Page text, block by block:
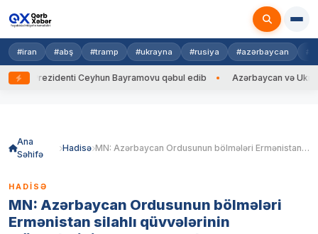
#iran #abş #tramp #ukrayna #rusiya #azərbaycan
Prezidenti Ceyhun Bayramovu qəbul edib Azərbaycan və Ukrayna
Ana
Səhifə
Hadisə MN: Azərbaycan Ordusunun bölmələri Ermənistan silahlı qüvvələrinin mövqelərini atəşə tutmayıb
HADISƏ
MN: Azərbaycan Ordusunun bölmələri
Ermənistan silahlı qüvvələrinin